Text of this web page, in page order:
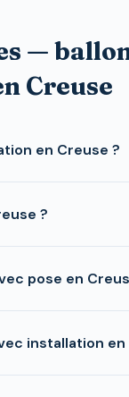
—
Creuse
en Creuse ?
?
pose en
installation